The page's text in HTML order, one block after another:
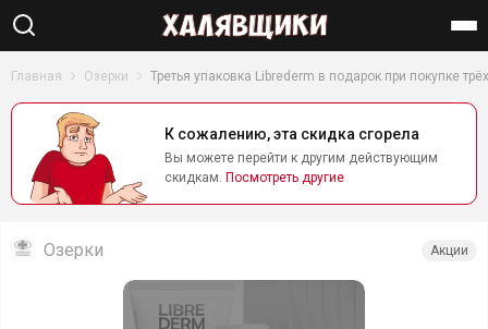
Найти
Главная Озерки Третья упаковка Librederm в подарок при покупке трёх
К сожалению, эта скидка сгорела
Вы можете перейти к другим действующим
скидкам. Посмотреть другие
Озерки Акции